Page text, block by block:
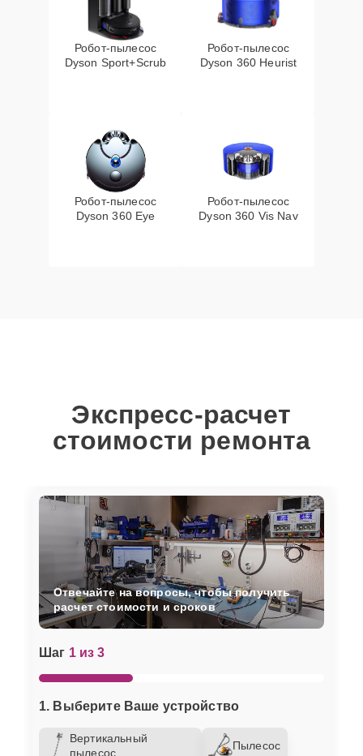
Робот-пылесос
Dyson Sport+Scrub
Робот-пылесос
Dyson 360 Heurist
Робот-пылесос
Dyson 360 Eye
Робот-пылесос
Dyson 360 Vis Nav
Экспресс-расчет
стоимости ремонта
Шаг 1 из 3
1. Выберите Ваше устройство
Вертикальный
пылесос
Пылесос
Отвечайте на вопросы, чтобы получить
расчет стоимости и сроков